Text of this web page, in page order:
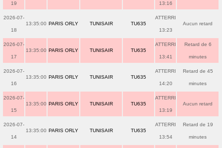
19 13:16
2026-07-
18
13:35:00 PARIS ORLY TUNISAIR TU635
ATTERRI
13:23
Aucun retard
2026-07-
17
13:35:00 PARIS ORLY TUNISAIR TU635
ATTERRI
13:41
Retard de 6
minutes
2026-07-
16
13:35:00 PARIS ORLY TUNISAIR TU635
ATTERRI
14:20
Retard de 45
minutes
2026-07-
15
13:35:00 PARIS ORLY TUNISAIR TU635
ATTERRI
13:19
Aucun retard
2026-07-
14
13:35:00 PARIS ORLY TUNISAIR TU635
ATTERRI
13:54
Retard de 19
minutes